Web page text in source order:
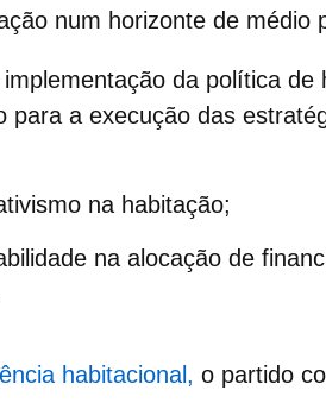
num horizonte de médio
da política de
para a execução das
na habitação;
na alocação de
habitacional, o partido